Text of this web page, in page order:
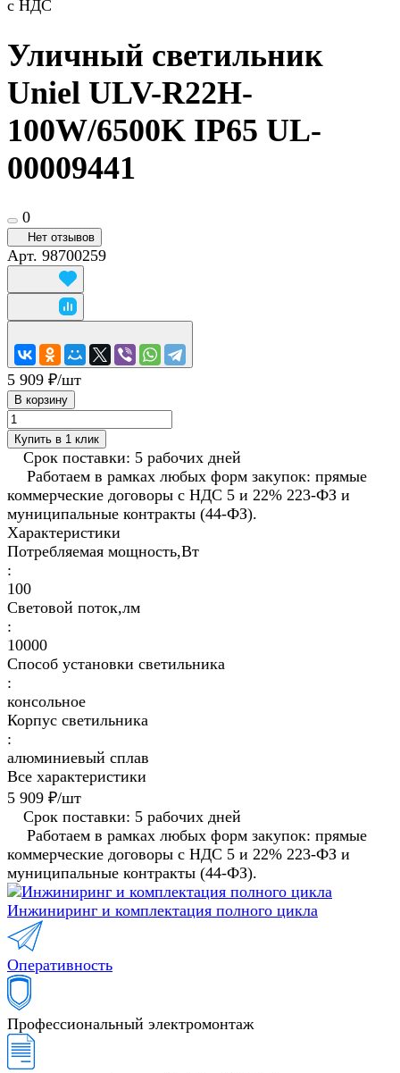
с НДС
Уличный светильник
Uniel ULV-R22H-
100W/6500K IP65 UL-
00009441
0
Нет отзывов
Арт. 98700259
5 909 ₽/шт
В корзину
Купить в 1 клик
Срок поставки: 5 рабочих дней
Работаем в рамках любых форм закупок: прямые
коммерческие договоры с НДС 5 и 22% 223-ФЗ и
муниципальные контракты (44-ФЗ).
Характеристики
Потребляемая мощность,Вт
:
100
Световой поток,лм
:
10000
Способ установки светильника
:
консольное
Корпус светильника
:
алюминиевый сплав
Все характеристики
5 909 ₽/шт
Срок поставки: 5 рабочих дней
Работаем в рамках любых форм закупок: прямые
коммерческие договоры с НДС 5 и 22% 223-ФЗ и
муниципальные контракты (44-ФЗ).
Инжиниринг и комплектация полного цикла
Оперативность
Профессиональный электромонтаж